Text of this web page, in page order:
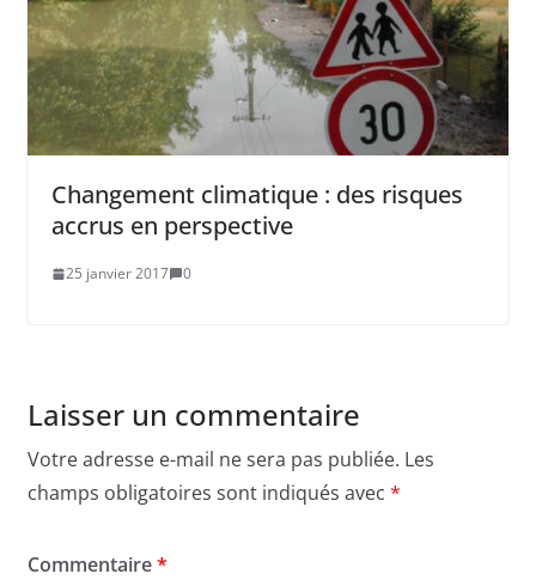
Changement climatique : des risques
accrus en perspective
25 janvier 2017 0
Laisser un commentaire
Votre adresse e-mail ne sera pas publiée. Les
champs obligatoires sont indiqués avec *
Commentaire*